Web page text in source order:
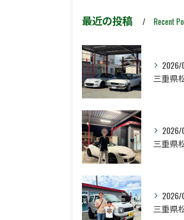
最近の投稿 Recent
2026/